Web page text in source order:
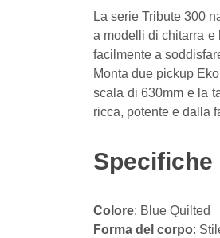
La serie Tribute 300
a modelli di chitarra e
facilmente a
Monta due pickup
scala di 630mm e la
ricca, potente e dalla
Specifiche
Colore: Blue Quilted
Forma del corpo: